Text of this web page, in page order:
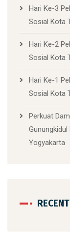
Hari Ke-3
Sosial Kota
Hari Ke-2
Sosial Kota
Hari Ke-1
Sosial Kota
Perkuat
Gunungkidul
Yogyakarta